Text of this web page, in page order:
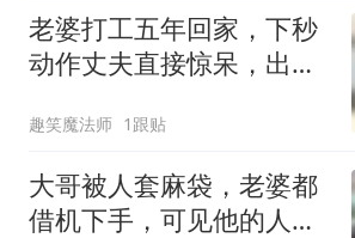
老婆打工五年回家，下秒
动作丈夫直接惊呆，出去
趣笑魔法师 1跟贴
大哥被人套麻袋，老婆都
借机下手，可见他的人品